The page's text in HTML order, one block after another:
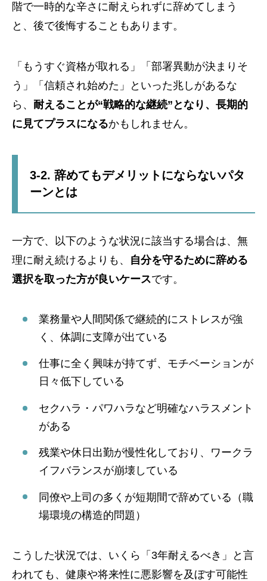
階で一時的な辛さに耐えられずに辞めてしまう
と、後で後悔することもあります。
「もうすぐ資格が取れる」「部署異動が決まりそ
う」「信頼され始めた」といった兆しがあるな
ら、 耐えることが“戦略的な継続”となり、長期的
に見てプラスになるかもしれません。
3-2. 辞めてもデメリットにならないパタ
ーンとは
一方で、以下のような状況に該当する場合は、無
理に耐え続けるよりも、 自分を守るために辞める
選択を取った方が良いケースです。
業務量や人間関係で継続的にストレスが強
く、体調に支障が出ている
仕事に全く興味が持てず、モチベーションが
日々低下している
セクハラ・パワハラなど明確なハラスメント
がある
残業や休日出勤が慢性化しており、ワークラ
イフバランスが崩壊している
同僚や上司の多くが短期間で辞めている（職
場環境の構造的問題）
こうした状況では、いくら「3年耐えるべき」と言
われても、健康や将来性に悪影響を及ぼす可能性